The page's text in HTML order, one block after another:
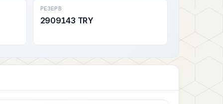
РЕЗЕРВ
2909143 TRY